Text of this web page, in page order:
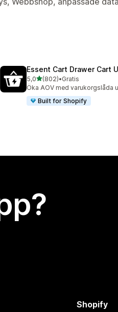
Essent Cart Drawer Cart
5,0av 5 stjärnor
(802)
802 recensioner totalt
•Gratis
Öka AOV med varukorgslåda
Built for Shopify
Shopify